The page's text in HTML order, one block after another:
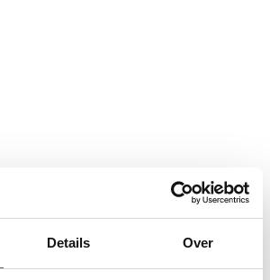
Details Over